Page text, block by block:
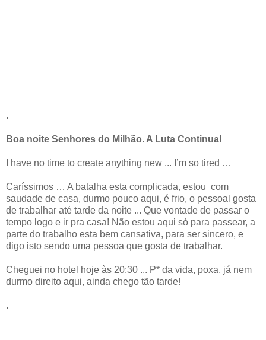
.
Boa noite Senhores do Milhão. A Luta Continua!
I have no time to create anything new ... I’m so tired …
Caríssimos … A batalha esta complicada, estou com
saudade de casa, durmo pouco aqui, é frio, o pessoal gosta
de trabalhar até tarde da noite ... Que vontade de passar o
tempo logo e ir pra casa! Não estou aqui só para passear, a
parte do trabalho esta bem cansativa, para ser sincero, e
digo isto sendo uma pessoa que gosta de trabalhar.
Cheguei no hotel hoje às 20:30 ... P* da vida, poxa, já nem
durmo direito aqui, ainda chego tão tarde!
.